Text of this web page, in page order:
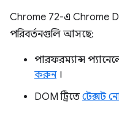
Chrome 72-এ Chrome
পরিবর্তনগুলি আসছে:
পারফরম্যান্স
করুন।
DOM ট্রিতে টেক্সট